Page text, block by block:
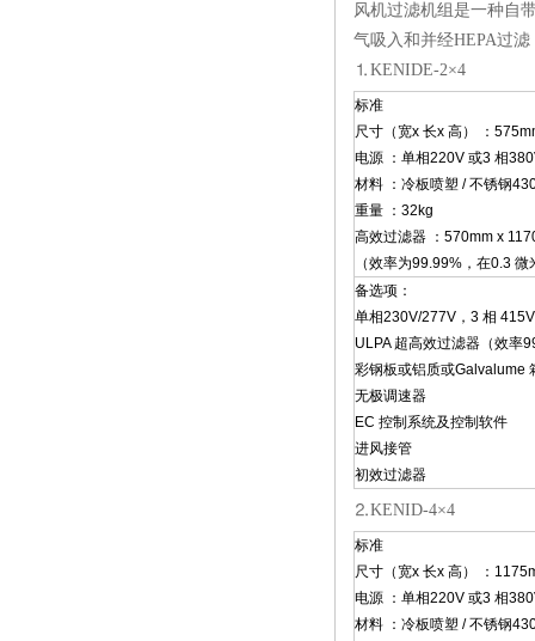
风机过滤机组是一种自
气吸入和并经HEPA过
⒈KENIDE-2×4
标准
尺寸（宽x 长x 高） ：
电源 ：单相220V 或3 相
材料 ：冷板喷塑 / 不锈钢
重量 ：32kg
高效过滤器 ：570mm x
（效率为99.99%，在0.3 微
备选项：
单相230V/277V，3 相
ULPA 超高效过滤器（效率
彩钢板或铝质或Galvalume
无极调速器
EC 控制系统及控制软件
进风接管
初效过滤器
⒉KENID-4×4
标准
尺寸（宽x 长x 高） ：
电源 ：单相220V 或3 相
材料 ：冷板喷塑 / 不锈钢